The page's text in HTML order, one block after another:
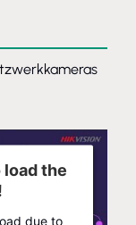
the
due to